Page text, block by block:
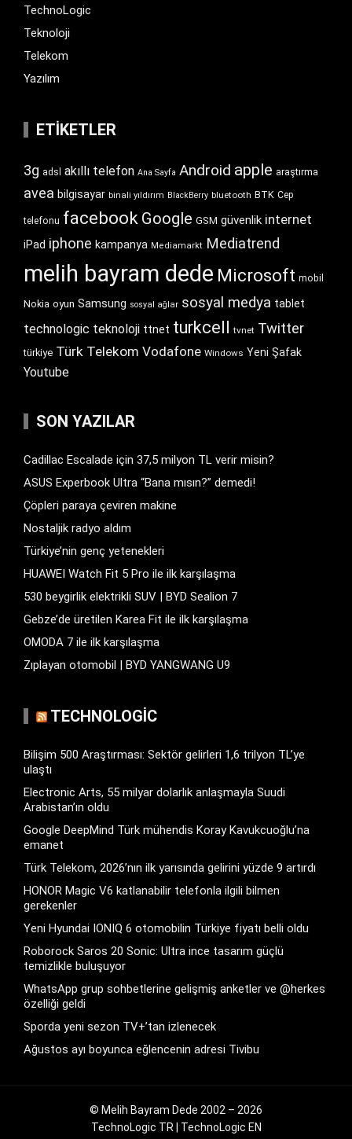
TechnoLogic
Teknoloji
Telekom
Yazılım
ETIKETLER
3g adsl akıllı telefon Ana Sayfa Android apple araştırma
avea bilgisayar binali yıldırım BlackBerry bluetooth BTK Cep
telefonu facebook Google GSM güvenlik internet
iPad iphone kampanya Mediamarkt Mediatrend
melih bayram dede Microsoft mobil
Nokia oyun Samsung sosyal ağlar sosyal medya tablet
technologic teknoloji ttnet turkcell tvnet Twitter
türkiye Türk Telekom Vodafone Windows Yeni Şafak
Youtube
SON YAZILAR
Cadillac Escalade için 37,5 milyon TL verir misin?
ASUS Experbook Ultra “Bana mısın?” demedi!
Çöpleri paraya çeviren makine
Nostaljik radyo aldım
Türkiye’nin genç yetenekleri
HUAWEI Watch Fit 5 Pro ile ilk karşılaşma
530 beygirlik elektrikli SUV | BYD Sealion 7
Gebze’de üretilen Karea Fit ile ilk karşılaşma
OMODA 7 ile ilk karşılaşma
Zıplayan otomobil | BYD YANGWANG U9
TECHNOLOGIC
Bilişim 500 Araştırması: Sektör gelirleri 1,6 trilyon TL’ye
ulaştı
Electronic Arts, 55 milyar dolarlık anlaşmayla Suudi
Arabistan’ın oldu
Google DeepMind Türk mühendis Koray Kavukcuoğlu’na
emanet
Türk Telekom, 2026’nın ilk yarısında gelirini yüzde 9 artırdı
HONOR Magic V6 katlanabilir telefonla ilgili bilmen
gerekenler
Yeni Hyundai IONIQ 6 otomobilin Türkiye fiyatı belli oldu
Roborock Saros 20 Sonic: Ultra ince tasarım güçlü
temizlikle buluşuyor
WhatsApp grup sohbetlerine gelişmiş anketler ve @herkes
özelliği geldi
Sporda yeni sezon TV+’tan izlenecek
Ağustos ayı boyunca eğlencenin adresi Tivibu
© Melih Bayram Dede 2002 – 2026
TechnoLogic TR | TechnoLogic EN